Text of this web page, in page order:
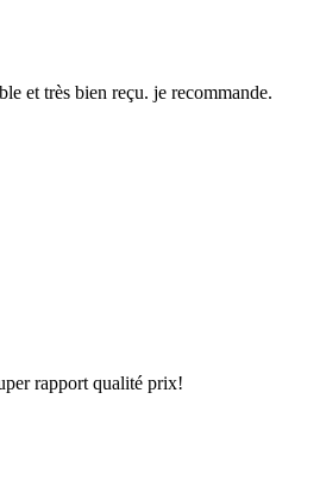
et très bien reçu. je recommande.
rapport qualité prix!